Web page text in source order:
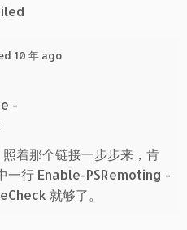
10 年 ago
-
着那个链接一步步来，肯
一行 Enable-PSRemoting -
就够了。